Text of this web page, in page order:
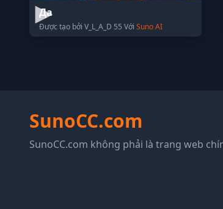
Да
Được tạo bởi V_L_A_D 55 Với Suno AI
SunoCC.com
SunoCC.com không phải là trang web